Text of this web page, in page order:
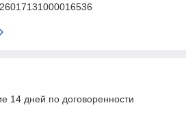
14 дней по договоренности